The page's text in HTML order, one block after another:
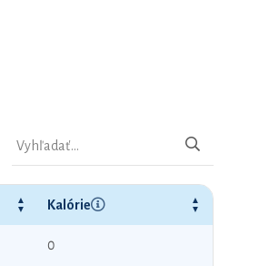
Kalórie
0